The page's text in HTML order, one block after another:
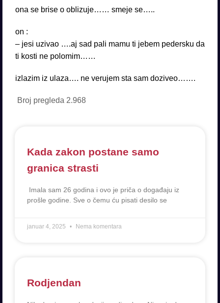
ona se brise o oblizuje…… smeje se…..
on :
– jesi uzivao ….aj sad pali mamu ti jebem pedersku da
ti kosti ne polomim……
izlazim iz ulaza…. ne verujem sta sam doziveo…….
Broj pregleda 2.968
Kada zakon postane samo
granica strasti
Imala sam 26 godina i ovo je priča o događaju iz
prošle godine. Sve o čemu ću pisati desilo se
januar 4, 2025 Nema komentara
Rodjendan